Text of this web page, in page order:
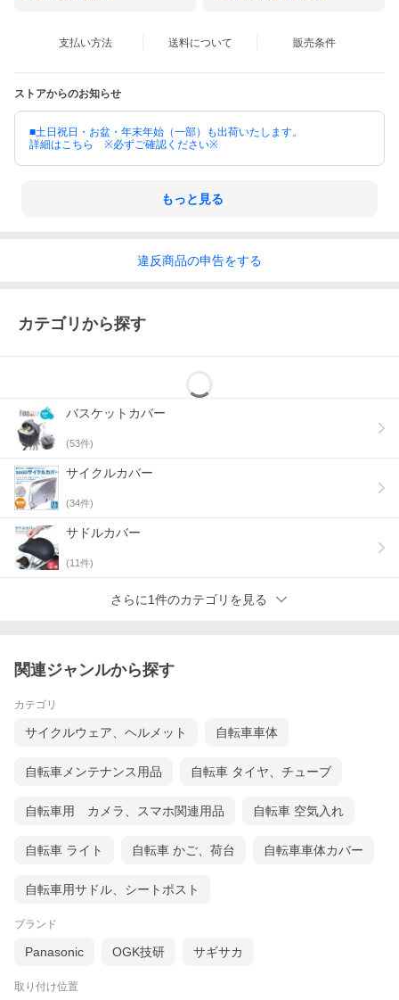
支払い方法 送料について 販売条件
ストアからのお知らせ
■土日祝日・お盆・年末年始（一部）も出荷いたします。
詳細はこちら ※必ずご確認ください※
もっと見る
違反商品の申告をする
カテゴリから探す
バスケットカバー
(53件)
サイクルカバー
(34件)
サドルカバー
(11件)
さらに1件のカテゴリを見る
関連ジャンルから探す
カテゴリ
サイクルウェア、ヘルメット 自転車車体
自転車メンテナンス用品 自転車 タイヤ、チューブ
自転車用 カメラ、スマホ関連用品 自転車 空気入れ
自転車 ライト 自転車 かご、荷台 自転車車体カバー
自転車用サドル、シートポスト
ブランド
Panasonic OGK技研 サギサカ
取り付け位置